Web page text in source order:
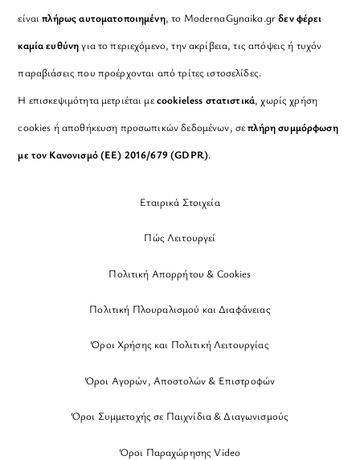
είναιπλήρως αυτοματοποιημένη, το ModernaGynaika.grδεν φέρει
καμία ευθύνηγια το περιεχόμενο, την ακρίβεια, τις απόψεις ή τυχόν
παραβιάσεις που προέρχονται από τρίτες ιστοσελίδες.
Η επισκεψιμότητα μετριέται μεcookieless στατιστικά, χωρίς χρήση
cookies ή αποθήκευση προσωπικών δεδομένων, σεπλήρη συμμόρφωση
με τον Κανονισμό (ΕΕ) 2016/679 (GDPR).
Εταιρικά Στοιχεία
Πώς Λειτουργεί
Πολιτική Απορρήτου & Cookies
Πολιτική Πλουραλισμού και Διαφάνειας
Όροι Χρήσης και Πολιτική Λειτουργίας
Όροι Αγορών, Αποστολών & Επιστροφών
Όροι Συμμετοχής σε Παιχνίδια & Διαγωνισμούς
Όροι Παραχώρησης Video